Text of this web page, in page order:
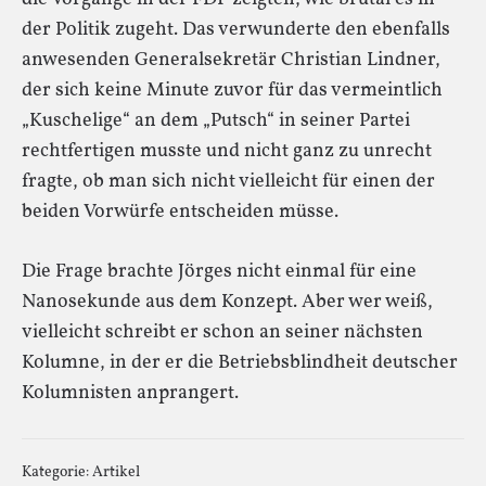
der Politik zugeht. Das verwunderte den ebenfalls
anwesenden Generalsekretär Christian Lindner,
der sich keine Minute zuvor für das vermeintlich
„Kuschelige“ an dem „Putsch“ in seiner Partei
rechtfertigen musste und nicht ganz zu unrecht
fragte, ob man sich nicht vielleicht für einen der
beiden Vorwürfe entscheiden müsse.
Die Frage brachte Jörges nicht einmal für eine
Nanosekunde aus dem Konzept. Aber wer weiß,
vielleicht schreibt er schon an seiner nächsten
Kolumne, in der er die Betriebsblindheit deutscher
Kolumnisten anprangert.
Kategorie:Artikel